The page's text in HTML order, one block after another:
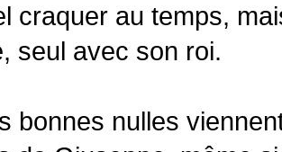
craquer au temps,
seul avec son roi.
bonnes nulles